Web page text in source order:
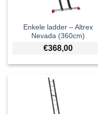
Enkele ladder – Altrex
Nevada (360cm)
€368,00